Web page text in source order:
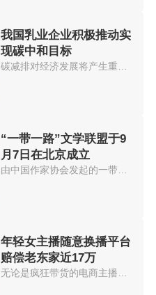
我国乳业企业积极推动实
现碳中和目标
碳减排对经济发展将产生重大影响...
“一带一路”文学联盟于9
月7日在北京成立
年轻女主播随意换播平台
赔偿老东家近17万